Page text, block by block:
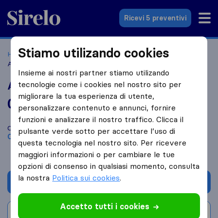
Sirelo.it
Ricevi 5 preventivi
Home Le 10 migliori aziende di traslochi in Italia
Archimede Service
Archimede Service
0,0 basato su 0
recensioni di Sirelo e Google
i
Confronta Archimede Service con altreaziende di traslochi
Caorso
Chiedi preventivo
Stiamo utilizando cookies
Insieme ai nostri partner stiamo utilizando
tecnologie come i cookies nel nostro sito per
migliorare la tua esperienza di utente,
personalizzare contenuto e annunci, fornire
funzioni e analizzare il nostro traffico. Clicca il
pulsante verde sotto per accettare l’uso di
questa tecnologia nel nostro sito. Per ricevere
maggiori informazioni o per cambiare le tue
opzioni di consenso in qualsiasi momento, consulta
la nostra Politica sui cookies.
Accetto tutti i cookies